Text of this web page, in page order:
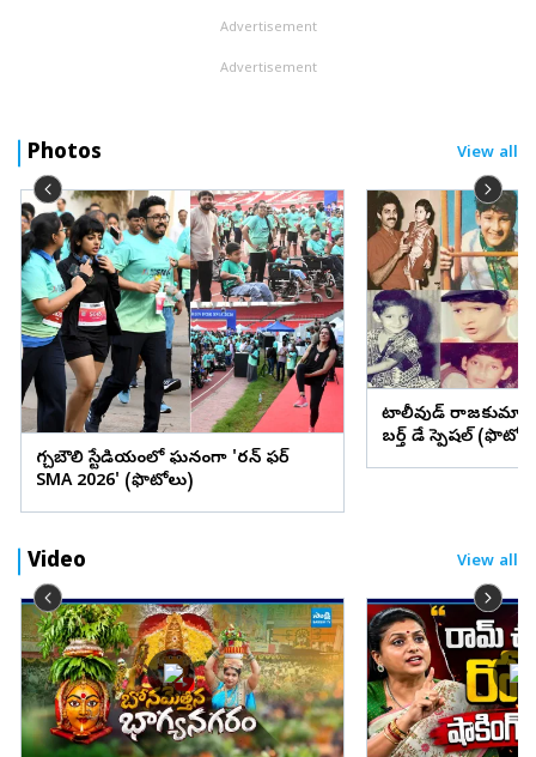
Advertisement
Advertisement
Photos View all
గచ్చిబౌలి స్టేడియంలో ఘనంగా 'రన్ ఫర్
SMA 2026' (ఫొటోలు)
టాలీవుడ్
బర్త్ డే స్పెషల్
Video View all